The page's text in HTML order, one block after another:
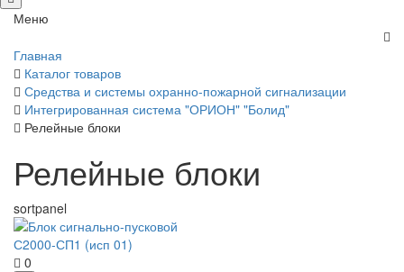
Меню
Главная
Каталог товаров
Средства и системы охранно-пожарной сигнализации
Интегрированная система "ОРИОН" "Болид"
Релейные блоки
Релейные блоки
sortpanel
0